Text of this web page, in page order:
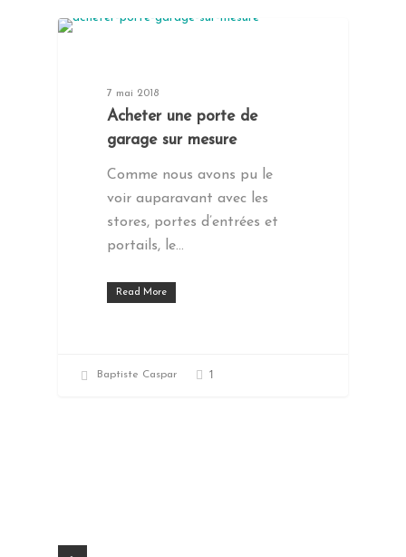
7 mai 2018
Acheter une porte de
garage sur mesure
Comme nous avons pu le
voir auparavant avec les
stores, portes d’entrées et
portails, le…
Read More
Baptiste Caspar 1